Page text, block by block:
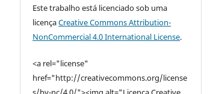
Este trabalho está licenciado sob uma
licençaCreative Commons Attribution-
NonCommercial 4.0 International License.
<a rel="license"
href="http://creativecommons.org/license